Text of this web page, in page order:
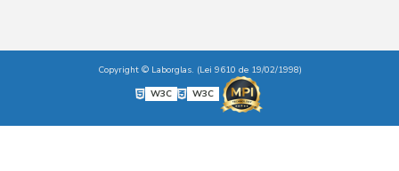
Copyright © Laborglas. (Lei 9610 de 19/02/1998)
W3C
W3C